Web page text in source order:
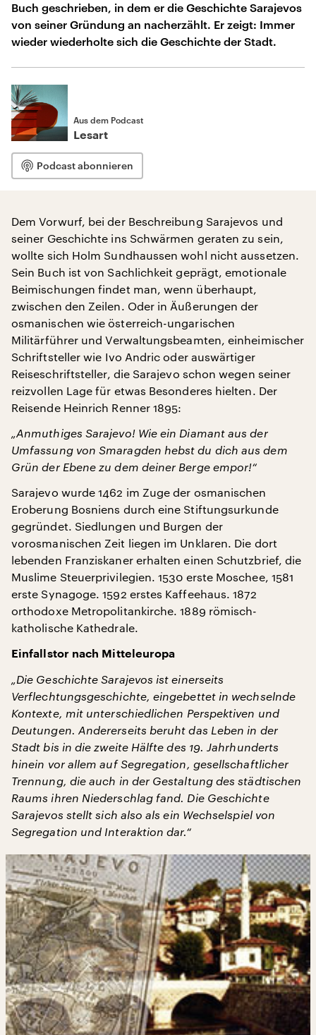
Buch geschrieben, in dem er die Geschichte Sarajevos
von seiner Gründung an nacherzählt. Er zeigt: Immer
wieder wiederholte sich die Geschichte der Stadt.
Aus dem Podcast
Lesart
Podcast abonnieren
Dem Vorwurf, bei der Beschreibung Sarajevos und
seiner Geschichte ins Schwärmen geraten zu sein,
wollte sich Holm Sundhaussen wohl nicht aussetzen.
Sein Buch ist von Sachlichkeit geprägt, emotionale
Beimischungen findet man, wenn überhaupt,
zwischen den Zeilen. Oder in Äußerungen der
osmanischen wie österreich-ungarischen
Militärführer und Verwaltungsbeamten, einheimischer
Schriftsteller wie Ivo Andric oder auswärtiger
Reiseschriftsteller, die Sarajevo schon wegen seiner
reizvollen Lage für etwas Besonderes hielten. Der
Reisende Heinrich Renner 1895:
„Anmuthiges Sarajevo! Wie ein Diamant aus der
Umfassung von Smaragden hebst du dich aus dem
Grün der Ebene zu dem deiner Berge empor!“
Sarajevo wurde 1462 im Zuge der osmanischen
Eroberung Bosniens durch eine Stiftungsurkunde
gegründet. Siedlungen und Burgen der
vorosmanischen Zeit liegen im Unklaren. Die dort
lebenden Franziskaner erhalten einen Schutzbrief, die
Muslime Steuerprivilegien. 1530 erste Moschee, 1581
erste Synagoge. 1592 erstes Kaffeehaus. 1872
orthodoxe Metropolitankirche. 1889 römisch-
katholische Kathedrale.
Einfallstor nach Mitteleuropa
„Die Geschichte Sarajevos ist einerseits
Verflechtungsgeschichte, eingebettet in wechselnde
Kontexte, mit unterschiedlichen Perspektiven und
Deutungen. Andererseits beruht das Leben in der
Stadt bis in die zweite Hälfte des 19. Jahrhunderts
hinein vor allem auf Segregation, gesellschaftlicher
Trennung, die auch in der Gestaltung des städtischen
Raums ihren Niederschlag fand. Die Geschichte
Sarajevos stellt sich also als ein Wechselspiel von
Segregation und Interaktion dar.“